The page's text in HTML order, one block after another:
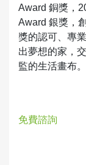
Award 銅獎，
Award 銀獎，
獎的認可、專
出夢想的家，
監的生活畫布。
免費諮詢